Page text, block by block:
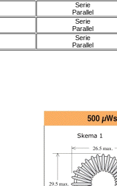
Serie
Parallel
Serie
Parallel
Serie
Parallel